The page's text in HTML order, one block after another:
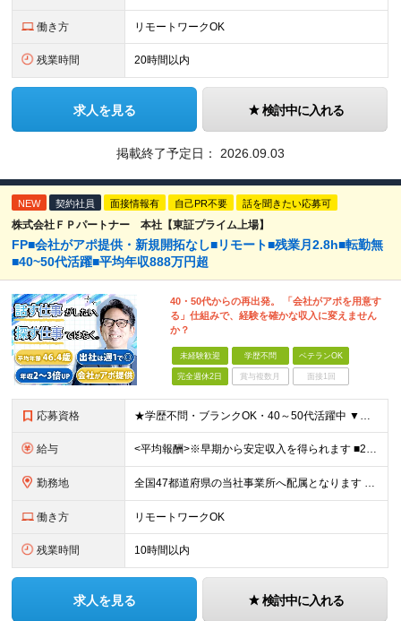
働き方 リモートワークOK
残業時間 20時間以内
求人を見る 検討中に入れる
掲載終了予定日： 2026.09.03
NEW 契約社員 面接情報有 自己PR不要 話を聞きたい応募可
株式会社ＦＰパートナー 本社【東証プライム上場】
FP■会社がアポ提供・新規開拓なし■リモート■残業月2.8h■転勤無
■40~50代活躍■平均年収888万円超
40・50代からの再出発。 「会社がアポを用意す
る」仕組みで、経験を確かな収入に変えません
か？
未経験歓迎 学歴不問 ベテランOK
完全週休2日 賞与複数月 面接1回
応募資格 ★学歴不問・ブランクOK・40～50代活躍中 ▼以下いずれかのご経験をお持ちの方 ■金融業界（保険会社や銀行、証券会社、信用金庫など）での就業経験 ■何かしらの営業経験をお持ちの方 ※ブランクのある方
給与 <平均報酬>※早期から安定収入を得られます ■2年目～：888万円 ■3年目～：960万円 ■4年目～：1028万円 ★成果連動型報酬（営業成績に応じて支給/45時間分固定残業代含む/超過分は別途支
勤務地 全国47都道府県の当社事業所へ配属となります ※居住地や希望の勤務先を考慮します ※リモートワークOK／転勤なし ＜本社＞ 東京都台東区浅草橋1-1-8 FP浅草橋ビル (変更の範囲)上記を除く当
働き方 リモートワークOK
残業時間 10時間以内
求人を見る 検討中に入れる